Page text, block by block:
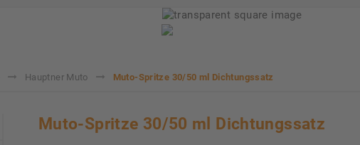
Hauptner Muto Muto-Spritze 30/50 ml Dichtungssatz
Muto-Spritze 30/50 ml Dichtungssatz